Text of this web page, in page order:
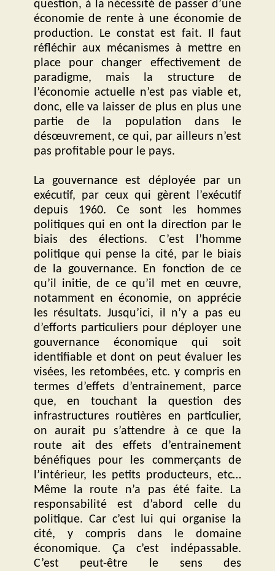
question, à la nécessité de passer d’une
économie de rente à une économie de
production. Le constat est fait. Il faut
réfléchir aux mécanismes à mettre en
place pour changer effectivement de
paradigme, mais la structure de
l’économie actuelle n’est pas viable et,
donc, elle va laisser de plus en plus une
partie de la population dans le
désœuvrement, ce qui, par ailleurs n’est
pas profitable pour le pays.
La gouvernance est déployée par un
exécutif, par ceux qui gèrent l’exécutif
depuis 1960. Ce sont les hommes
politiques qui en ont la direction par le
biais des élections. C’est l’homme
politique qui pense la cité, par le biais
de la gouvernance. En fonction de ce
qu’il initie, de ce qu’il met en œuvre,
notamment en économie, on apprécie
les résultats. Jusqu’ici, il n’y a pas eu
d’efforts particuliers pour déployer une
gouvernance économique qui soit
identifiable et dont on peut évaluer les
visées, les retombées, etc. y compris en
termes d’effets d’entrainement, parce
que, en touchant la question des
infrastructures routières en particulier,
on aurait pu s’attendre à ce que la
route ait des effets d’entrainement
bénéfiques pour les commerçants de
l’intérieur, les petits producteurs, etc…
Même la route n’a pas été faite. La
responsabilité est d’abord celle du
politique. Car c’est lui qui organise la
cité, y compris dans le domaine
économique. Ça c’est indépassable.
C’est peut-être le sens des